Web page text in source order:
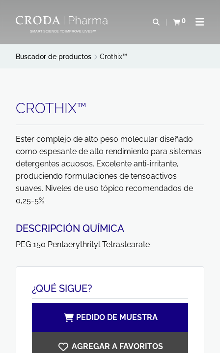
CONTENIDOSMART SCIENCE TO IMPROVE LIVES™
Abrir0
Ver carritoAbrir
Buscador de productos Crothix™
CROTHIX™
Ester complejo de alto peso molecular diseñado
como espesante de alto rendimiento para sistemas
detergentes acuosos. Excelente anti-irritante,
produciendo formulaciones de tensoactivos
suaves. Niveles de uso tópico recomendados de
0,25-5%.
DESCRIPCIÓN QUÍMICA
PEG 150 Pentaerythrityl Tetrastearate
¿QUÉ SIGUE?
PEDIDO DE MUESTRA
AGREGAR A FAVORITOS